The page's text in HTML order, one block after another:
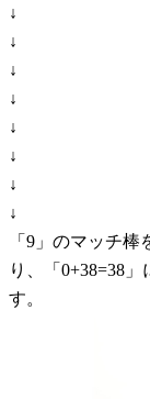
↓
↓
↓
↓
↓
↓
↓
↓
「9」のマッチ
り、「0+38=38
す。